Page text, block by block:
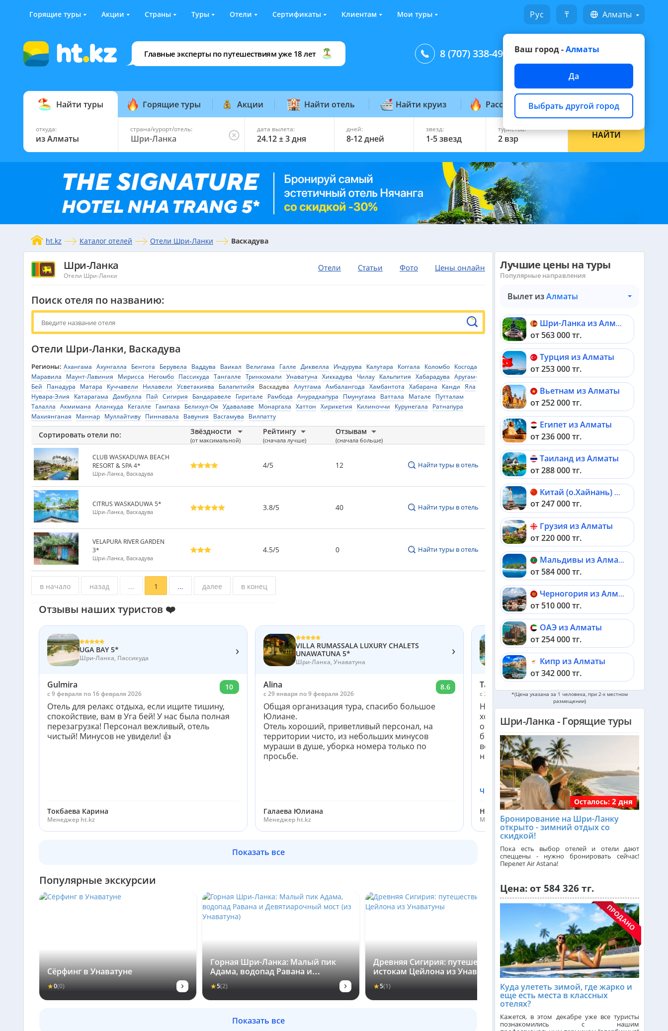
Горящие туры Акции Страны Туры Отели Сертификаты Клиентам Мои туры Русский ₸ Алматы
Ваш город -Алматы
Да
Выбрать другой город
Главные эксперты по путешествиям уже 18 лет 8 (707) 338-49-49 Написать на WhatsApp
Найти туры Горящие туры Акции Найти отель Найти круиз Рассылка горящих
откуда:
из Алматы
страна/курорт/отель: дата вылета:
24.12 ± 3 дня
дней:
8-12 дней
звезд:
1-5 звезд
туристов:
2 взр НАЙТИ
ht.kz Каталог отелей Отели Шри-Ланки Васкадува
Отели Статьи Фото Цены онлайн
Шри-Ланка
Отели Шри-Ланки
Поиск отеля по названию:
Отели Шри-Ланки, Васкадува
Регионы: Ахангама Ахунгалла Бентота Берувела Ваддува Ваикал Велигама Галле Диквелла Индурува Калутара Коггала Коломбо Косгода
Маравила
Маунт-Лавиния Мирисса Негомбо Пассикуда Тангалле Тринкомали Унаватуна Хиккадува Чилау Кальпития Хабарадува Аругам-
Бей
Панадура Матара Куччавели Нилавели Усветакиява Балапитийя Васкадува Алутгама Амбалангода Хамбантота Хабарана Канди Яла
Нувара-Элия
Катарагама Дамбулла Пай Сигирия Бандаравеле Гиритале Рамбода Анурадхапура Пмунугама Ваттала Матале
Путталам
Талалла Акмимана Аланкуда Кегалле Гампаха Белихул-Оя Удавалаве Монаргала Хаттон Хирикетия Килиноччи Курунегала
Ратнапура
Махиянганая
Маннар Муллайтиву Пиннавала Вавуния Васгамува Вилпатту
Сортировать отели по: Звёздности
(от максимальной)
Рейтингу
(сначала лучше)
Отзывам
(сначала больше)
CLUB WASKADUWA BEACH
RESORT & SPA 4*
Шри-Ланка, Васкадува
4/5 12 Найти туры в отель
CITRUS WASKADUWA 5*
Шри-Ланка, Васкадува 3.8/5 40 Найти туры в отель
VELAPURA RIVER GARDEN
3*
Шри-Ланка, Васкадува
4.5/5 0 Найти туры в отель
в начало назад ... 1 ... далее в конец
Отзывы наших туристов ❤️
UGA BAY 5*
Шри-Ланка, Пассикуда ›
Gulmira
c 9 февраля по 16 февраля 2026
10
Отель для релакс отдыха, если ищите тишину,
спокойствие, вам в Уга бей! У нас была полная
перезагрузка! Персонал вежливый, отель
чистый! Минусов не увидели! 👍
Токбаева Карина
Менеджер ht.kz
VILLA RUMASSALA LUXURY CHALETS
UNAWATUNA 5*
Шри-Ланка, Унаватуна
›
Alina
c 29 января по 9 февраля 2026
8.6
Общая организация тура, спасибо большое
Юлиане.
Отель хороший, приветливый персонал, на
территории чисто, из небольших минусов
мураши в душе, уборка номера только по
просьбе.
Галаева Юлиана
Менеджер ht.kz
SHANGRI-LA'S HAMBANTOTA RESORT & SPA
5*
Шри-Ланка, Хамбантота
Tatyana
c 26 января по 31 января 2026
Находится далеко от Коломбо, но трасса
хорошая, доехали комфортно. На территории
обезьянки, павлины, варанчики. Хороший
бассейн для детей. Плавать в море не вариант,
волны. Питание как у 4*, но по своему вкусу все
найдете. Советую брать зав...
Читать подробнее
Нурбосын Куралай
Менеджер ht.kz
Показать все
Популярные экскурсии
Сёрфинг в Унаватуне
★0(0) ›
Горная Шри-Ланка: Малый пик
Адама, водопад Равана и
Девятиарочный мост (из
Унаватуна)
★5(2) ›
Древняя Сигирия: путешествие к
истокам Цейлона из Унаватуны
★5(1) ›
Горная Шри-Ланка: Малый пик
Адама, водопад Равана и
Девятиарочный мост (из
★0(0)
Показать все
Лучшие цены на туры
Популярные направления
Вылет изАлматы
Шри-Ланка из Алматы
от 563 000 тг.
Турция из Алматы
от 253 000 тг.
Вьетнам из Алматы
от 252 000 тг.
Египет из Алматы
от 236 000 тг.
Таиланд из Алматы
от 288 000 тг.
Китай (о.Хайнань) из Алматы
от 247 000 тг.
Грузия из Алматы
от 220 000 тг.
Мальдивы из Алматы
от 584 000 тг.
Черногория из Алматы
от 510 000 тг.
ОАЭ из Алматы
от 254 000 тг.
Кипр из Алматы
от 342 000 тг.
Катар из Алматы
от 348 000 тг.
от 744 000 тг.
от 367 000 тг.
Индия (ГОА) из Алматы
Италия из Алматы
Чехия из Алматы
Греция из Алматы
Сейшелы из Алматы
Доминикана из Алматы
*(Цена указана за 1 человека, при 2-х местном
размещении)
Шри-Ланка - Горящие туры
Осталось: 2 дня
Бронирование на Шри-Ланку
открыто - зимний отдых со
скидкой!
Пока есть выбор отелей и отели дают
спеццены - нужно бронировать сейчас!
Перелет Air Astana!
Цена: от 584 326 тг.
Куда улететь зимой, где жарко и
еще есть места в классных
отелях?
Кажется, в этом декабре уже все туристы
познакомились с нашим